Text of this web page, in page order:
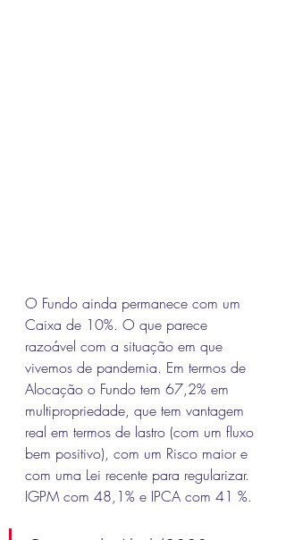
O Fundo ainda permanece com um
Caixa de 10%. O que parece
razoável com a situação em que
vivemos de pandemia. Em termos de
Alocação o Fundo tem 67,2% em
multipropriedade, que tem vantagem
real em termos de lastro (com um fluxo
bem positivo), com um Risco maior e
com uma Lei recente para regularizar.
IGPM com 48,1% e IPCA com 41 %.